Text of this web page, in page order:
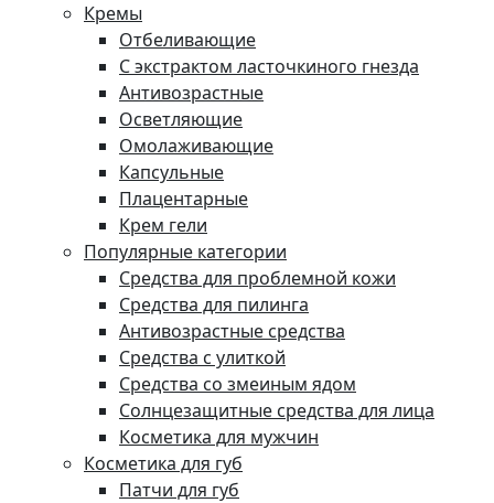
Кремы
Отбеливающие
С экстрактом ласточкиного гнезда
Антивозрастные
Осветляющие
Омолаживающие
Капсульные
Плацентарные
Крем гели
Популярные категории
Средства для проблемной кожи
Средства для пилинга
Антивозрастные средства
Средства с улиткой
Средства со змеиным ядом
Солнцезащитные средства для лица
Косметика для мужчин
Косметика для губ
Патчи для губ